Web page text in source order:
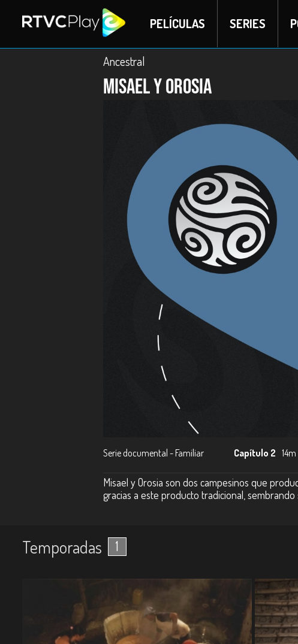
PELÍCULAS SERIES
Ancestral
Misael y Orosia
Serie documental - Familiar Capítulo 2 14m
Misael y Orosia son dos campesinos que
gracias a este producto tradicional,
Temporadas 1